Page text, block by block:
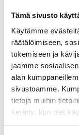
Tämä sivusto
Käytämme
räätälöimiseen,
tukemiseen ja
jaamme
alan
sivustoamme.
tietoja muihin
kerätty, kun olet
Tervetuloa mukaan yli
yhteisölle?
Etsimme Kipinävuoro-